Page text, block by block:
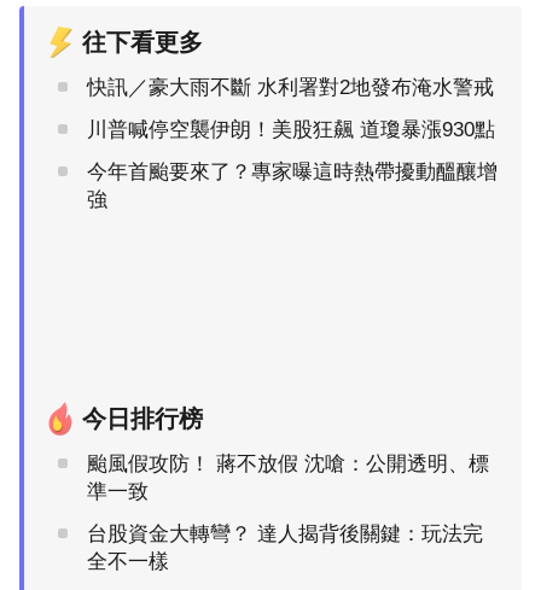
往下看更多
快訊／豪大雨不斷 水利署對2地發布淹水警戒
川普喊停空襲伊朗！美股狂飆 道瓊暴漲930點
今年首颱要來了？專家曝這時熱帶擾動醞釀增
強
今日排行榜
颱風假攻防！ 蔣不放假 沈嗆：公開透明、標
準一致
台股資金大轉彎？ 達人揭背後關鍵：玩法完
全不一樣